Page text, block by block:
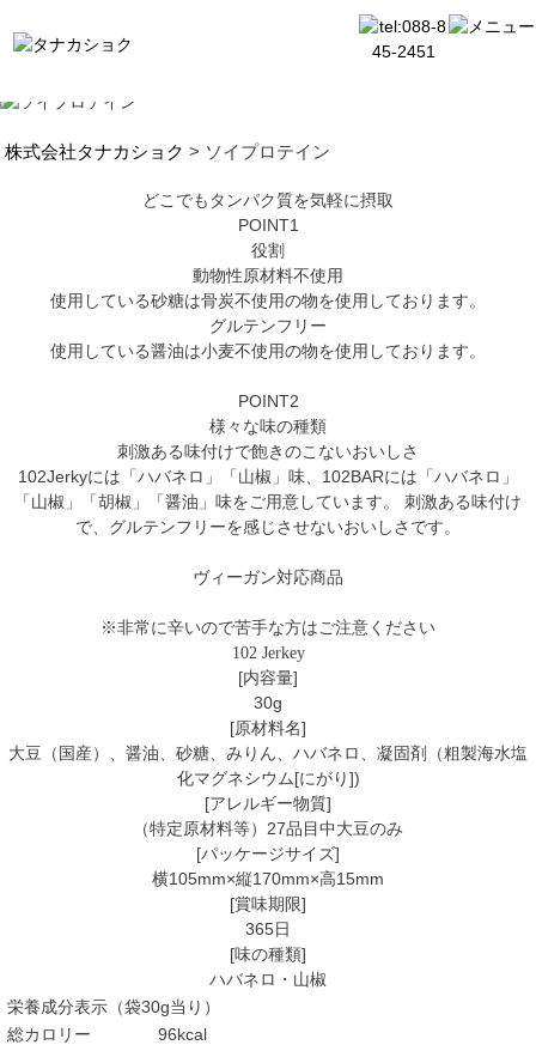
株式会社タナカショク > ソイプロテイン
どこでもタンパク質を気軽に摂取
POINT1
役割
動物性原材料不使用
使用している砂糖は骨炭不使用の物を使用しております。
グルテンフリー
使用している醤油は小麦不使用の物を使用しております。
POINT2
様々な味の種類
刺激ある味付けで飽きのこないおいしさ
102Jerkyには「ハバネロ」「山椒」味、102BARには「ハバネロ」
「山椒」「胡椒」「醤油」味をご用意しています。 刺激ある味付け
で、グルテンフリーを感じさせないおいしさです。
ヴィーガン対応商品
※非常に辛いので苦手な方はご注意ください
102 Jerkey
[内容量]
30g
[原材料名]
大豆（国産）、醤油、砂糖、みりん、ハバネロ、凝固剤（粗製海水塩
化マグネシウム[にがり])
[アレルギー物質]
（特定原材料等）27品目中大豆のみ
[パッケージサイズ]
横105mm×縦170mm×高15mm
[賞味期限]
365日
[味の種類]
ハバネロ・山椒
栄養成分表示（袋30g当り）
総カロリー
96kcal